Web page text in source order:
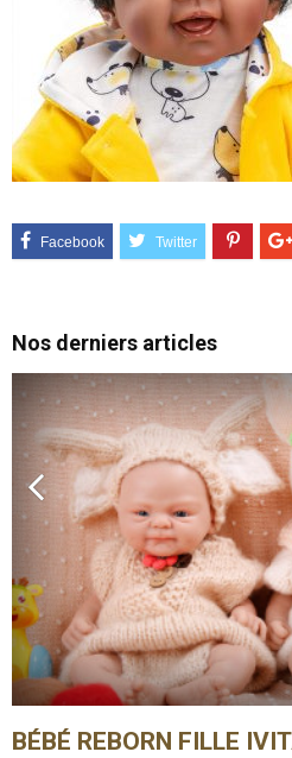
Nos derniers articles
BÉBÉ REBORN FILLE